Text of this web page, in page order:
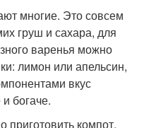
многие. Это совсем
груш и сахара, для
варенья можно
лимон или апельсин,
вкус
богаче.
компот,